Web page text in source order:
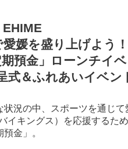
媛を盛り上げよう！
預金」ローンチイベ
式＆ふれあいイベン
況の中、スポーツを通じ
イキングス）を応援するた
金」。